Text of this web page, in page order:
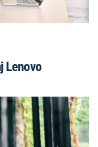
Lenovo